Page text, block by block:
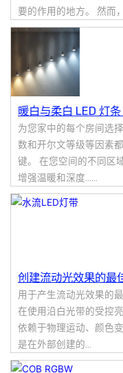
要的作用的地方。 然而
暖白与柔白 LED 灯
为您家中的每个房间选
数和开尔文等级等因素
键。 在您空间的不同区
增强温暖和深度......
创建流动光效果的最
用于产生流动光效果的
在使用沿白光带的受控
依赖于物理运动、颜色
是在外部创建的...